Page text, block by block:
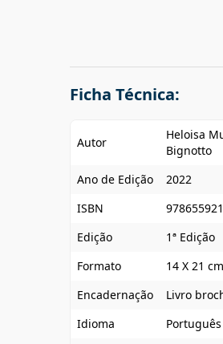
Ficha Técnica:
Autor
Heloisa
Bignotto
Ano de Edição
2022
ISBN
Edição
1ª Edição
Formato
14 X 21 cm
Encadernação
Livro
Idioma
Português